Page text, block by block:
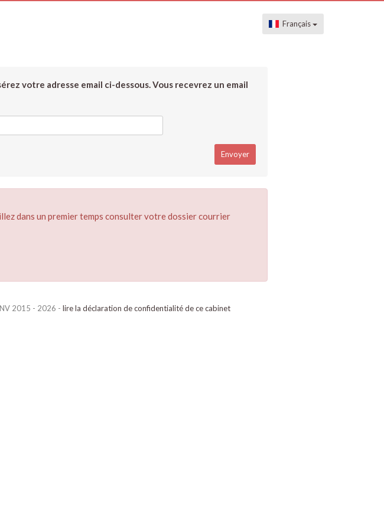
Français
votre adresse email ci-dessous. Vous recevrez un email
dans un premier temps consulter votre dossier courrier
2015 - 2026 - lire la déclaration de confidentialité de ce cabinet